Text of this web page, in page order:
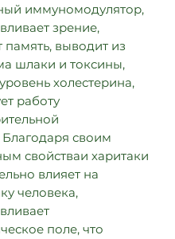
иммуномодулятор,
зрение,
память, выводит из
шлаки и токсины,
холестерина,
работу
своим
свойстваи харитаки
влияет на
человека,
поле, что